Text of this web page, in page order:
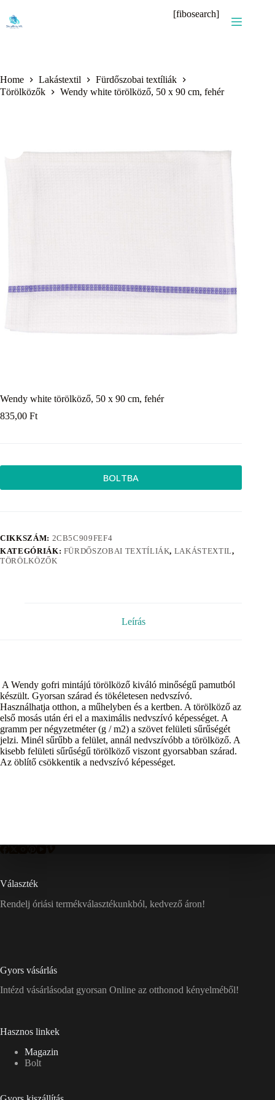
content
[fibosearch]
Home Lakástextil
Fürdőszobai textíliák
Törölközők
Wendy white törölköző, 50 x 90 cm, fehér
Wendy white törölköző, 50 x 90 cm, fehér
835,00 Ft
BOLTBA
CIKKSZÁM: 2CB5C909FEF4
KATEGÓRIÁK: FÜRDŐSZOBAI TEXTÍLIÁK, LAKÁSTEXTIL,
TÖRÖLKÖZŐK
Leírás
A Wendy gofri mintájú törölköző kiváló minőségű pamutból
készült. Gyorsan szárad és tökéletesen nedvszívó.
Használhatja otthon, a műhelyben és a kertben. A törölköző az
első mosás után éri el a maximális nedvszívó képességet. A
gramm per négyzetméter (g / m2) a szövet felületi sűrűségét
jelzi. Minél sűrűbb a felület, annál nedvszívóbb a törölköző. A
kisebb felületi sűrűségű törölköző viszont gyorsabban szárad.
Az öblítő csökkentik a nedvszívó képességet.
Választék
Rendelj óriási termékválasztékunkból, kedvező áron!
Gyors vásárlás
Intézd vásárlásodat gyorsan Online az otthonod kényelméből!
Hasznos linkek
Magazin
Bolt